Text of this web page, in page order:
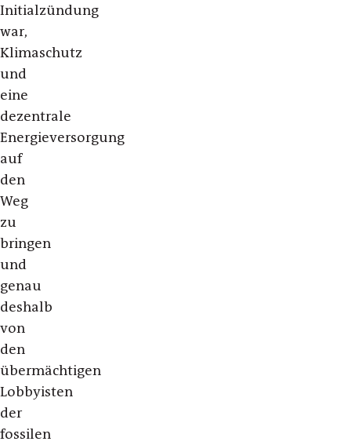
Initialzündung
war,
Klimaschutz
und
eine
dezentrale
Energieversorgung
auf
den
Weg
zu
bringen
und
genau
deshalb
von
den
übermächtigen
Lobbyisten
der
fossilen